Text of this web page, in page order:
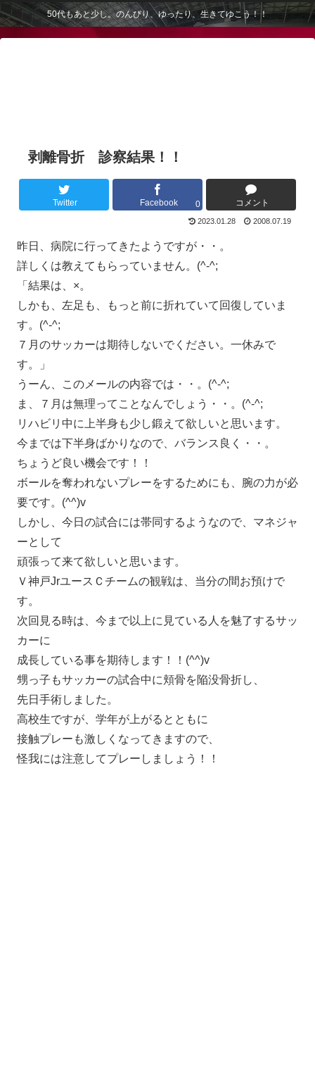
50代もあと少し。のんびり、ゆったり、生きてゆこう！！
剥離骨折 診察結果！！
Twitter Facebook 0 コメント
2023.01.28 2008.07.19
昨日、病院に行ってきたようですが・・。
詳しくは教えてもらっていません。(^-^;
「結果は、×。
しかも、左足も、もっと前に折れていて回復していま
す。(^-^;
７月のサッカーは期待しないでください。一休みで
す。」
うーん、このメールの内容では・・。(^-^;
ま、７月は無理ってことなんでしょう・・。(^-^;
リハビリ中に上半身も少し鍛えて欲しいと思います。
今までは下半身ばかりなので、バランス良く・・。
ちょうど良い機会です！！
ボールを奪われないプレーをするためにも、腕の力が必
要です。(^^)v
しかし、今日の試合には帯同するようなので、マネジャ
ーとして
頑張って来て欲しいと思います。
Ｖ神戸JrユースＣチームの観戦は、当分の間お預けで
す。
次回見る時は、今まで以上に見ている人を魅了するサッ
カーに
成長している事を期待します！！(^^)v
甥っ子もサッカーの試合中に頬骨を陥没骨折し、
先日手術しました。
高校生ですが、学年が上がるとともに
接触プレーも激しくなってきますので、
怪我には注意してプレーしましょう！！